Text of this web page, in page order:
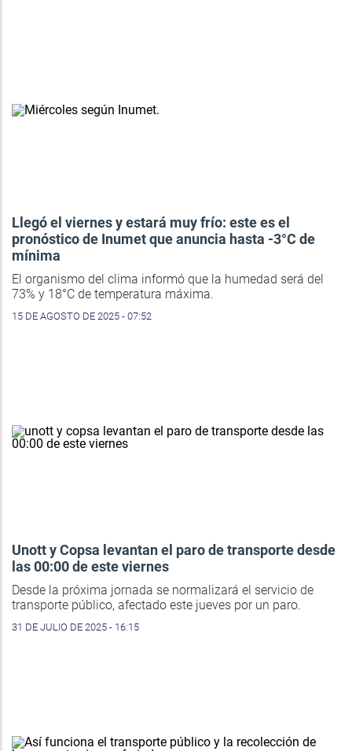
Llegó el viernes y estará muy frío: este es el
pronóstico de Inumet que anuncia hasta -3°C de
mínima
El organismo del clima informó que la humedad será del
73% y 18°C de temperatura máxima.
15 DE AGOSTO DE 2025 - 07:52
Unott y Copsa levantan el paro de transporte desde
las 00:00 de este viernes
Desde la próxima jornada se normalizará el servicio de
transporte público, afectado este jueves por un paro.
31 DE JULIO DE 2025 - 16:15